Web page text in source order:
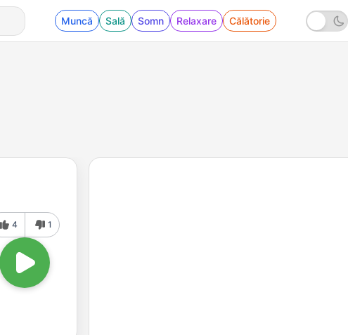
Muncă Sală Somn Relaxare Călătorie
4 1